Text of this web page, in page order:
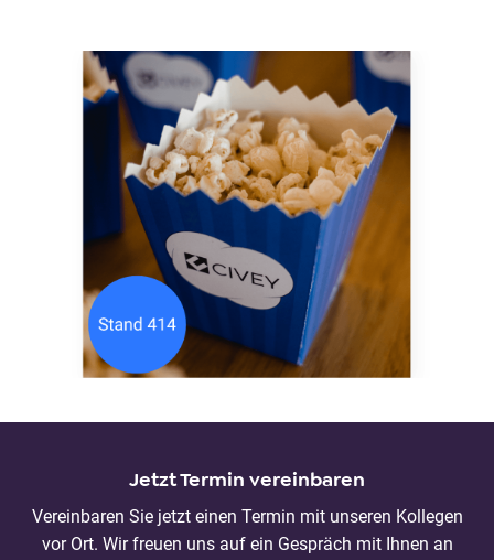
Jetzt Termin vereinbaren
Vereinbaren Sie jetzt einen Termin mit unseren Kollegen
vor Ort. Wir freuen uns auf ein Gespräch mit Ihnen an